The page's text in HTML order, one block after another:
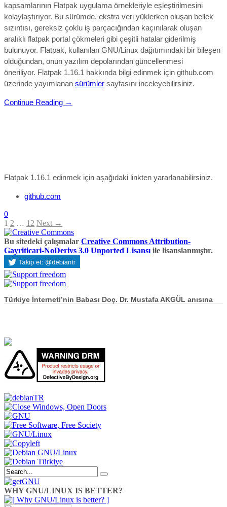
kapsamlarının Flatpak uygulama örnekleriyle eşleştirilmesini
kolaylaştırıyor. Bu sürümde, ekstra veri yüklerken oluşan bellek
sızıntısı, gereksiz çoklu iş parçacığından kaçınılarak oluşan
aralıklı flatpak portal çökmeleri gibi çeşitli hatalar giderilmiş
bulunuyor. Flatpak, kullanılan GNU/Linux dağıtımındaki bir bileşen
olduğundan, onun yazılım depolarından güncellenmesi
öneriliyor. Flatpak 1.16.1 hakkında bilgi edinmek için github.com
üzerinde yayımlanan sürümler sayfasını inceleyebilirsiniz.
Continue Reading →
Flatpak 1.16.1 edinmek için aşağıdaki linkten yararlanabilirsiniz.
github.com
0
1 2 … 12 Next →
Bu sitedeki çalışmalar Creative Commons Attribution-
Gayriticari-NoDerivs 3.0 Unported Lisansı ile lisanslanmıştır.
Türkiye İnterneti’nin Babası Doç. Dr. Mustafa AKGÜL anısına
WHY GNU/LINUX IS BETTER?